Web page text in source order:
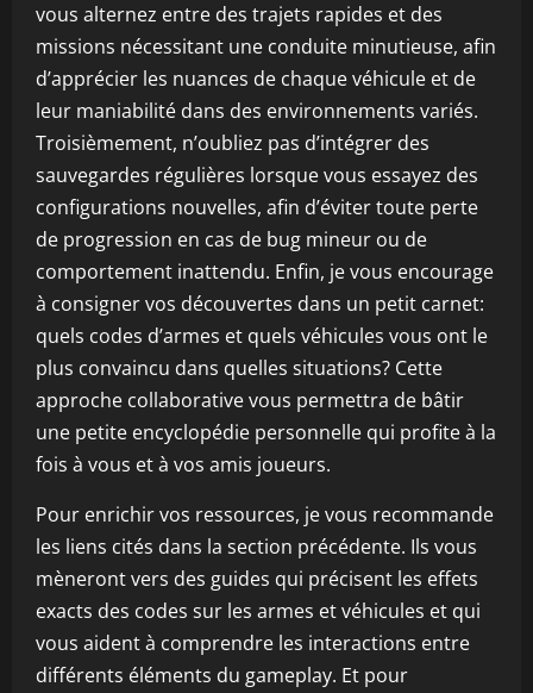
vous alternez entre des trajets rapides et des
missions nécessitant une conduite minutieuse, afin
d’apprécier les nuances de chaque véhicule et de
leur maniabilité dans des environnements variés.
Troisièmement, n’oubliez pas d’intégrer des
sauvegardes régulières lorsque vous essayez des
configurations nouvelles, afin d’éviter toute perte
de progression en cas de bug mineur ou de
comportement inattendu. Enfin, je vous encourage
à consigner vos découvertes dans un petit carnet:
quels codes d’armes et quels véhicules vous ont le
plus convaincu dans quelles situations? Cette
approche collaborative vous permettra de bâtir
une petite encyclopédie personnelle qui profite à la
fois à vous et à vos amis joueurs.
Pour enrichir vos ressources, je vous recommande
les liens cités dans la section précédente. Ils vous
mèneront vers des guides qui précisent les effets
exacts des codes sur les armes et véhicules et qui
vous aident à comprendre les interactions entre
différents éléments du gameplay. Et pour